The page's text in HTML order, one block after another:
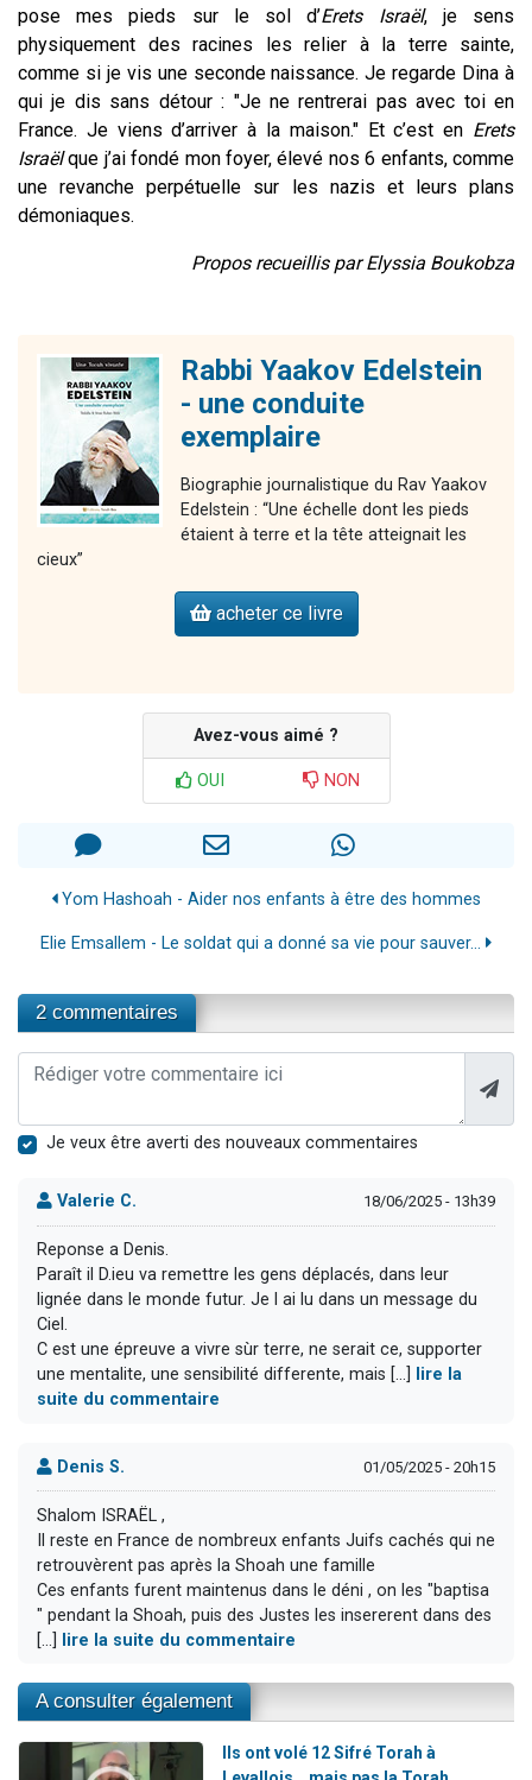
pose mes pieds sur le sol d’Erets Israël, je sens
physiquement des racines les relier à la terre sainte,
comme si je vis une seconde naissance. Je regarde Dina à
qui je dis sans détour : "Je ne rentrerai pas avec toi en
France. Je viens d’arriver à la maison." Et c’est en Erets
Israëlque j’ai fondé mon foyer, élevé nos 6 enfants, comme
une revanche perpétuelle sur les nazis et leurs plans
démoniaques.
Propos recueillis par Elyssia Boukobza
Rabbi Yaakov Edelstein
- une conduite
exemplaire
Biographie journalistique du Rav Yaakov
Edelstein : “Une échelle dont les pieds
étaient à terre et la tête atteignait les
cieux”
acheter ce livre
Avez-vous aimé ?
OUI NON
Yom Hashoah - Aider nos enfants à être des hommes
Elie Emsallem - Le soldat qui a donné sa vie pour sauver...
2 commentaires
Je veux être averti des nouveaux commentaires
Valerie C. 18/06/2025 - 13h39
Reponse a Denis.
Paraît il D.ieu va remettre les gens déplacés, dans leur
lignée dans le monde futur. Je l ai lu dans un message du
Ciel.
C est une épreuve a vivre sùr terre, ne serait ce, supporter
une mentalite, une sensibilité differente, mais [...] lire la
suite du commentaire
Denis S. 01/05/2025 - 20h15
Shalom ISRAËL ,
Il reste en France de nombreux enfants Juifs cachés qui ne
retrouvèrent pas après la Shoah une famille
Ces enfants furent maintenus dans le déni , on les "baptisa
" pendant la Shoah, puis des Justes les insererent dans des
[...]
lire la suite du commentaire
A consulter également
Ils ont volé 12 Sifré Torah à